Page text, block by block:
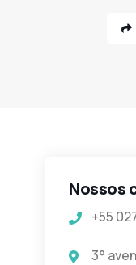
Nossos
+55
3°